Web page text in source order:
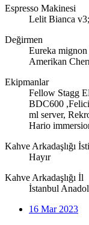
Espresso Makinesi
Lelit Bianca
Değirmen
Eureka mignon
Amerikan
Ekipmanlar
Fellow Stagg
BDC600
ml server,
Hario
Kahve Arkadaşlığı
Hayır
Kahve Arkadaşlığı İl
İstanbul
16 Mar 2023